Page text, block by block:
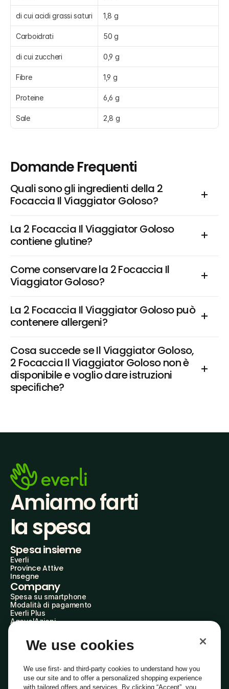
di cui acidi grassi saturi 1,8 g
Carboidrati 50 g
di cui zuccheri 0,9 g
Fibre 1,9 g
Proteine 6,6 g
Sale 2,8 g
Domande Frequenti
Quali sono gli ingredienti della 2
Focaccia Il Viaggiator Goloso?
La 2 Focaccia Il Viaggiator Goloso
contiene glutine?
Come conservare la 2 Focaccia Il
Viaggiator Goloso?
La 2 Focaccia Il Viaggiator Goloso può
contenere allergeni?
Cosa succede se Il Viaggiator Goloso,
2 Focaccia Il Viaggiator Goloso non è
disponibile e voglio dare istruzioni
specifiche?
Amiamo farti
la spesa
Spesa insieme
Everli
Province Attive
Insegne
Company
Spesa su smartphone
Modalità di pagamento
Everli Plus
AgevolAzioni
Everli Shoppers
Scopri chi siamo
Domande frequenti
We use cookies
We use first- and third-party cookies to understand how you
use our site and to offer a personalized shopping experience
with tailored offers and services. By clicking “Accept”, you